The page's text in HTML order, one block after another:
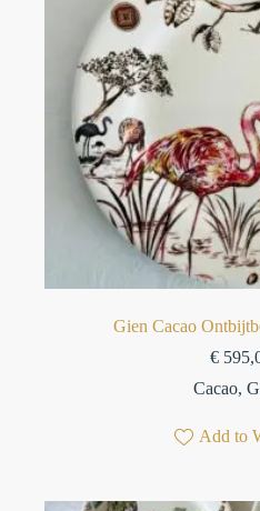
Gien Cacao
€
Cacao,
Add to